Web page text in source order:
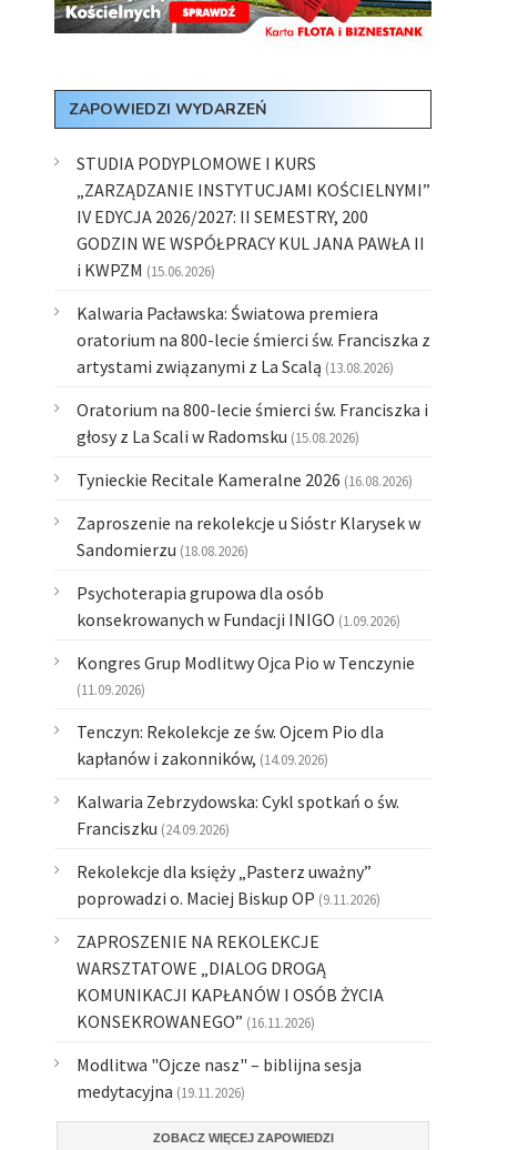
ZAPOWIEDZI WYDARZEŃ
STUDIA PODYPLOMOWE I KURS
„ZARZĄDZANIE INSTYTUCJAMI KOŚCIELNYMI”
IV EDYCJA 2026/2027: II SEMESTRY, 200
GODZIN WE WSPÓŁPRACY KUL JANA PAWŁA II
i KWPZM (15.06.2026)
Kalwaria Pacławska: Światowa premiera
oratorium na 800-lecie śmierci św. Franciszka z
artystami związanymi z La Scalą (13.08.2026)
Oratorium na 800-lecie śmierci św. Franciszka i
głosy z La Scali w Radomsku (15.08.2026)
Tynieckie Recitale Kameralne 2026 (16.08.2026)
Zaproszenie na rekolekcje u Sióstr Klarysek w
Sandomierzu (18.08.2026)
Psychoterapia grupowa dla osób
konsekrowanych w Fundacji INIGO (1.09.2026)
Kongres Grup Modlitwy Ojca Pio w Tenczynie
(11.09.2026)
Tenczyn: Rekolekcje ze św. Ojcem Pio dla
kapłanów i zakonników, (14.09.2026)
Kalwaria Zebrzydowska: Cykl spotkań o św.
Franciszku (24.09.2026)
Rekolekcje dla księży „Pasterz uważny”
poprowadzi o. Maciej Biskup OP (9.11.2026)
ZAPROSZENIE NA REKOLEKCJE
WARSZTATOWE „DIALOG DROGĄ
KOMUNIKACJI KAPŁANÓW I OSÓB ŻYCIA
KONSEKROWANEGO” (16.11.2026)
Modlitwa "Ojcze nasz" – biblijna sesja
medytacyjna (19.11.2026)
ZOBACZ WIĘCEJ ZAPOWIEDZI